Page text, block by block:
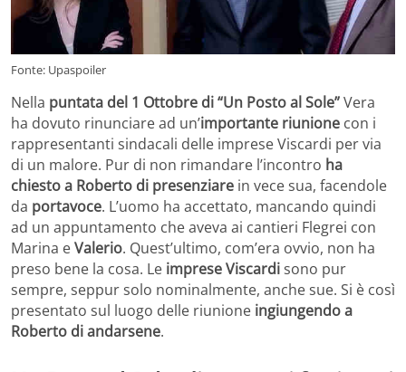
Fonte: Upaspoiler
Nella puntata del 1 Ottobre di “Un Posto al Sole”Vera
ha dovuto rinunciare ad un’importante riunione con i
rappresentanti sindacali delle imprese Viscardi per via
di un malore. Pur di non rimandare l’incontro ha
chiesto a Roberto di presenziare in vece sua, facendole
da portavoce. L’uomo ha accettato, mancando quindi
ad un appuntamento che aveva ai cantieri Flegrei con
Marina eValerio. Quest’ultimo, com’era ovvio, non ha
preso bene la cosa. Le imprese Viscardisono pur
sempre, seppur solo nominalmente, anche sue. Si è così
presentato sul luogo delle riunione ingiungendo a
Roberto di andarsene.